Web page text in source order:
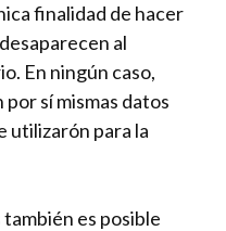
finalidad de hacer
al
En ningún caso,
sí mismas datos
utilizarón para la
es posible